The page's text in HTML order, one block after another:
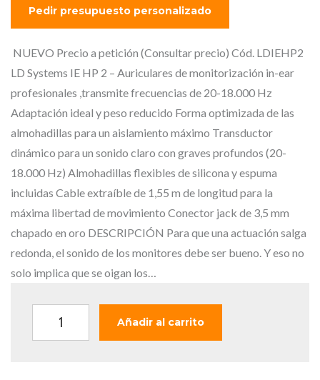
p
r
e
c
i
o
o
r
i
g
i
n
a
l
e
r
a
p
r
e
c
i
o
a
c
t
u
a
l
e
:
9
9
NUEVO Precio a petición (Consultar precio) Cód. LDIEHP2
LD Systems IE HP 2 – Auriculares de monitorización in-ear
profesionales ,transmite frecuencias de 20-18.000 Hz
Adaptación ideal y peso reducido Forma optimizada de las
almohadillas para un aislamiento máximo Transductor
dinámico para un sonido claro con graves profundos (20-
18.000 Hz) Almohadillas flexibles de silicona y espuma
incluidas Cable extraíble de 1,55 m de longitud para la
máxima libertad de movimiento Conector jack de 3,5 mm
chapado en oro DESCRIPCIÓN Para que una actuación salga
redonda, el sonido de los monitores debe ser bueno. Y eso no
solo implica que se oigan los…
Añadir al carrito